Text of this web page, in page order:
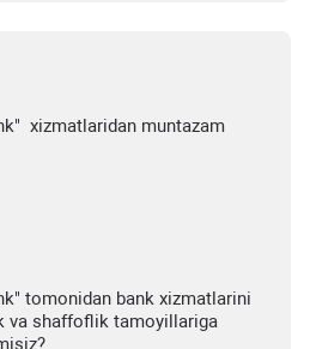
xizmatlaridan muntazam
tomonidan bank xizmatlarini
va shaffoflik tamoyillariga